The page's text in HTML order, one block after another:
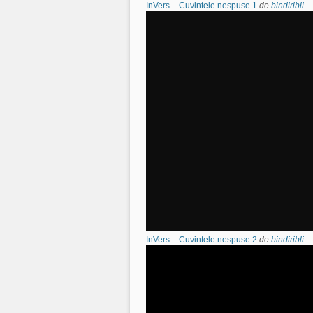
InVers – Cuvintele nespuse 1 de bindiribli
InVers – Cuvintele nespuse 2 de bindiribli